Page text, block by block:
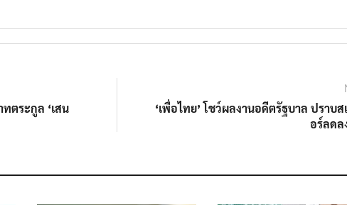
ตระกูล ‘เสน
‘เพื่อไทย’ โชว์ผลงานอดีตรัฐบาล ปราบ
อร์ลดล